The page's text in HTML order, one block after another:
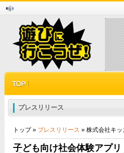
プレスリリース
トップ » プレスリリース » 株式会社キッ
子ども向け社会体験アプ